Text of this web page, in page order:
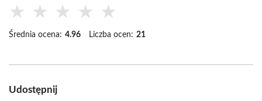
★ ★ ★ ★ ★
Średnia ocena: 4.96 Liczba ocen: 21
Udostępnij